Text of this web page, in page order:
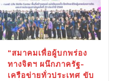
“สมาคมเพื่อผู้บกพร่อง
ทางจิตฯ ผนึกภาครัฐ-
เครือข่ายทั่วประเทศ ขับ